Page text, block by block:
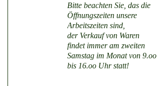
Bitte beachten Sie, das die
Öffnungszeiten unsere
Arbeitszeiten sind,
der Verkauf von Waren
findet immer am zweiten
Samstag im Monat von 9.oo
bis 16.oo Uhr statt!